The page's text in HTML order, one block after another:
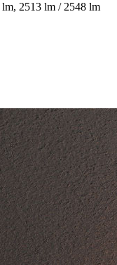
2513 lm / 2548 lm